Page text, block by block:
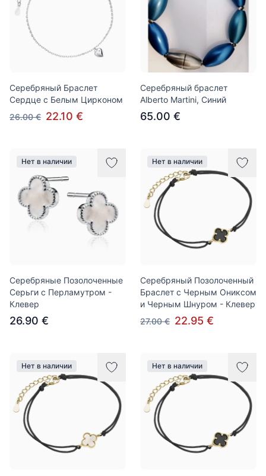
Серебряный Браслет
Сердце с Белым Цирконом
26.00 € 22.10 €
Серебряный браслет
Alberto Martini, Синий
65.00 €
Нет в наличии
Серебряные Позолоченные
Серьги с Перламутром -
Клевер
26.90 €
Нет в наличии
Серебряный Позолоченный
Браслет с Черным Ониксом
и Черным Шнуром - Клевер
27.00 € 22.95 €
Нет в наличии Нет в наличии